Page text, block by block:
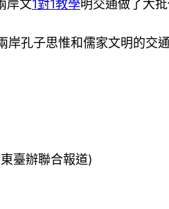
岸文1對1教學明交通做了大批
孔子思惟和儒家文明的交
臺辦聯合報道)